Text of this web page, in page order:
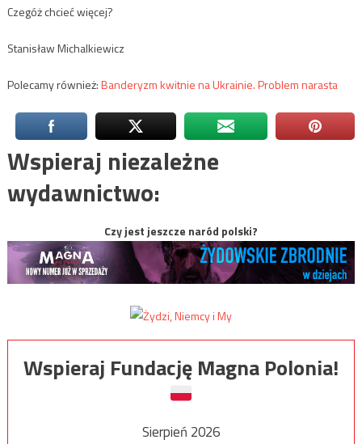
Czegóż chcieć więcej?
Stanisław Michalkiewicz
Polecamy również:Banderyzm kwitnie na Ukrainie. Problem narasta
Wspieraj niezależne
wydawnictwo:
Czy jest jeszcze naród polski?
Wspieraj Fundację Magna Polonia!
Sierpień 2026